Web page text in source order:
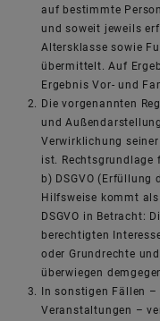
auf bestimmte
und soweit jeweils
Altersklasse sowie
übermittelt. Auf
Ergebnis Vor- und
Die vorgenannten
und
Verwirklichung
ist. Rechtsgrundlage
b) DSGVO
Hilfsweise kommt
DSGVO in Betracht:
berechtigten
oder Grundrechte
überwiegen
In sonstigen Fällen
Veranstaltungen –